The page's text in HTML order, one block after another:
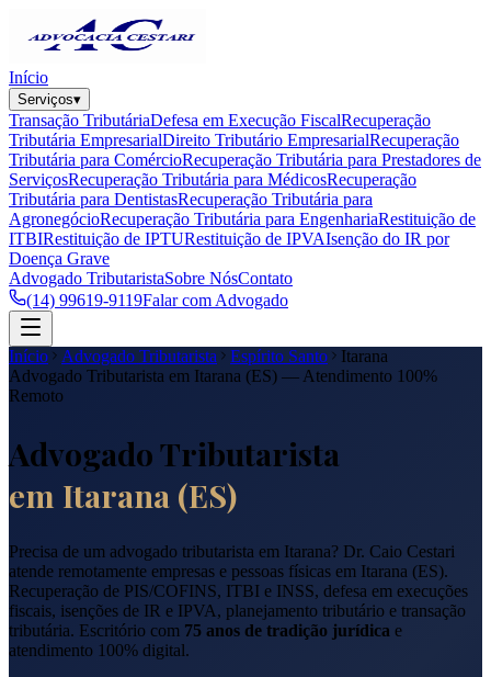
Início
Serviços▾
Transação TributáriaDefesa em Execução FiscalRecuperação
Tributária EmpresarialDireito Tributário EmpresarialRecuperação
Tributária para ComércioRecuperação Tributária para Prestadores de
ServiçosRecuperação Tributária para MédicosRecuperação
Tributária para DentistasRecuperação Tributária para
AgronegócioRecuperação Tributária para EngenhariaRestituição de
ITBIRestituição de IPTURestituição de IPVAIsenção do IR por
Doença Grave
Advogado TributaristaSobre NósContato
(14) 99619-9119Falar com Advogado
Início Advogado Tributarista Espírito Santo
Itarana
Advogado Tributarista em Itarana (ES) — Atendimento 100%
Remoto
Advogado Tributarista
em Itarana (ES)
Precisa de um advogado tributarista em Itarana? Dr. Caio Cestari
atende remotamente empresas e pessoas físicas em Itarana (ES).
Recuperação de PIS/COFINS, ITBI e INSS, defesa em execuções
fiscais, isenções de IR e IPVA, planejamento tributário e transação
tributária. Escritório com 75 anos de tradição jurídica e
atendimento 100% digital.